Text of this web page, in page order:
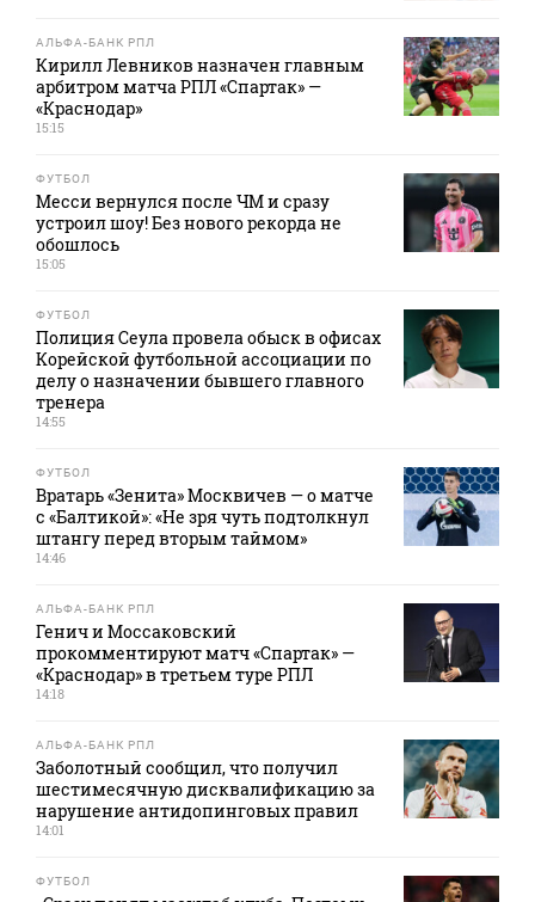
АЛЬФА-БАНК РПЛ
Кирилл Левников назначен главным
арбитром матча РПЛ «Спартак» —
«Краснодар»
15:15
ФУТБОЛ
Месси вернулся после ЧМ и сразу
устроил шоу! Без нового рекорда не
обошлось
15:05
ФУТБОЛ
Полиция Сеула провела обыск в офисах
Корейской футбольной ассоциации по
делу о назначении бывшего главного
тренера
14:55
ФУТБОЛ
Вратарь «Зенита» Москвичев — о матче
с «Балтикой»: «Не зря чуть подтолкнул
штангу перед вторым таймом»
14:46
АЛЬФА-БАНК РПЛ
Генич и Моссаковский
прокомментируют матч «Спартак» —
«Краснодар» в третьем туре РПЛ
14:18
АЛЬФА-БАНК РПЛ
Заболотный сообщил, что получил
шестимесячную дисквалификацию за
нарушение антидопинговых правил
14:01
ФУТБОЛ